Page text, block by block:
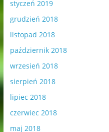
styczeń 2019
grudzień 2018
listopad 2018
październik 2018
wrzesień 2018
sierpień 2018
lipiec 2018
czerwiec 2018
maj 2018